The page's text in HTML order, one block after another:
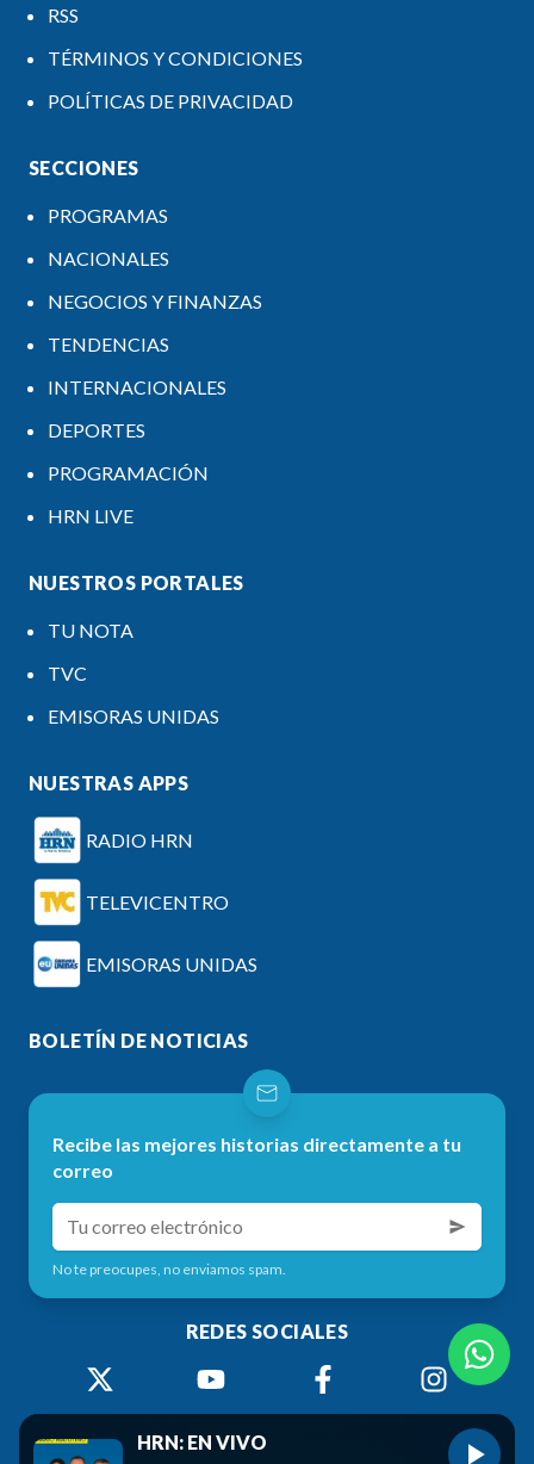
RSS
TÉRMINOS Y CONDICIONES
POLÍTICAS DE PRIVACIDAD
SECCIONES
PROGRAMAS
NACIONALES
NEGOCIOS Y FINANZAS
TENDENCIAS
INTERNACIONALES
DEPORTES
PROGRAMACIÓN
HRN LIVE
NUESTROS PORTALES
TU NOTA
TVC
EMISORAS UNIDAS
NUESTRAS APPS
RADIO HRN
TELEVICENTRO
EMISORAS UNIDAS
BOLETÍN DE NOTICIAS
Recibe las mejores historias directamente a tu
correo
No te preocupes, no enviamos spam.
REDES SOCIALES
HRN: EN VIVO